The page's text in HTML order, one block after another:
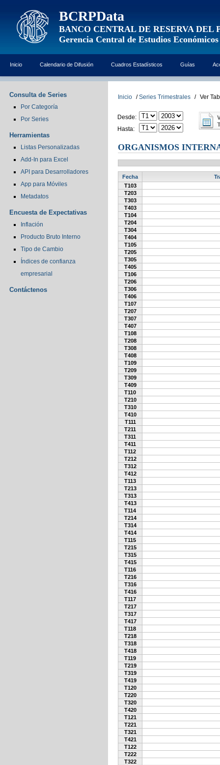
BCRPData
BANCO CENTRAL DE RESERVA DEL
Gerencia Central de Estudios Económicos
Inicio Calendario de Difusión Cuadros Estadísticos Guías
Consulta de Series
Por Categoría
Por Series
Herramientas
Listas Personalizadas
Add-In para Excel
API para Desarrolladores
App para Móviles
Metadatos
Encuesta de Expectativas
Inflación
Producto Bruto Interno
Tipo de Cambio
Índices de confianza
empresarial
Contáctenos
Inicio / Series Trimestrales / Ver
Desde:
Hasta:
ORGANISMOS
Fecha
T103
T203
T303
T403
T104
T204
T304
T404
T105
T205
T305
T405
T106
T206
T306
T406
T107
T207
T307
T407
T108
T208
T308
T408
T109
T209
T309
T409
T110
T210
T310
T410
T111
T211
T311
T411
T112
T212
T312
T412
T113
T213
T313
T413
T114
T214
T314
T414
T115
T215
T315
T415
T116
T216
T316
T416
T117
T217
T317
T417
T118
T218
T318
T418
T119
T219
T319
T419
T120
T220
T320
T420
T121
T221
T321
T421
T122
T222
T322